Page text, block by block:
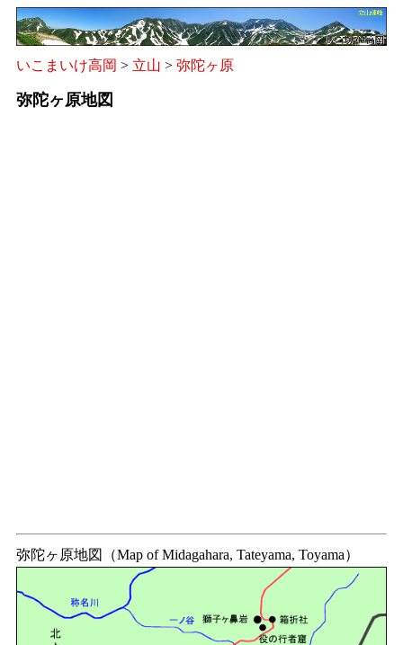
いこまいけ高岡 > 立山 > 弥陀ヶ原
弥陀ヶ原地図
弥陀ヶ原地図（Map of Midagahara, Tateyama, Toyama）